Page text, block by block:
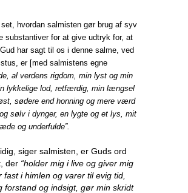
hvordan salmisten gør brug af syv
substantiver for at give udtryk for, at
har sagt til os i denne salme, ved
er [med salmistens egne
al verdens rigdom, min lyst og min
lykkelige lod, retfærdig, min længsel
sødere end honning og mere værd
sølv i dynger, en lygte og et lys, mit
og underfulde”.
siger salmisten, er Guds ord
der “holder mig i live og giver mig
fast i himlen og varer til evig tid,
forstand og indsigt, gør min skridt